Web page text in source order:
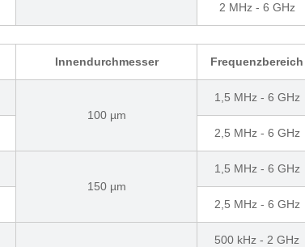
2 MHz - 6 GHz
Innendurchmesser Frequenzbereich
100 µm
1,5 MHz - 6 GHz
2,5 MHz - 6 GHz
150 µm
1,5 MHz - 6 GHz
2,5 MHz - 6 GHz
500 kHz - 2 GHz